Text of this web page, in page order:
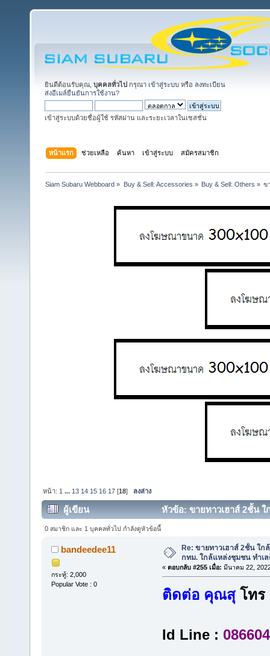
ยินดีต้อนรับคุณ, บุคคลทั่วไป กรุณา เข้าสู่ระบบ หรือ ลงทะเบียน
ส่งอีเมล์ยืนยันการใช้งาน?
เข้าสู่ระบบด้วยชื่อผู้ใช้ รหัสผ่าน และระยะเวลาในเซสชั่น
หน้าแรก ช่วยเหลือ ค้นหา เข้าสู่ระบบ สมัครสมาชิก
Siam Subaru Webboard » Buy & Sell: Accessories » Buy & Sell: Others » ข
หน้า: 1 ... 13 14 15 16 17 [18] ลงล่าง
ผู้เขียน
หัวข้อ: ขายทาวเฮาส์ 2ชั้น
146287 ครั้ง)
0 สมาชิก และ 1 บุคคลทั่วไป กำลังดูหัวข้อนี้
bandeedee11
กระทู้: 2,000
Popular Vote : 0
Re: ขายทาวเฮาส์ 2ชั้น ใก
กทม. ใกล้แหล่งชุมชน ทำเ
« ตอบกลับ #255 เมื่อ: มีนาคม 22,
ติดต่อ คุณสุโทร
Id Line :